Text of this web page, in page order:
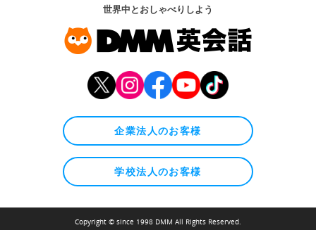
世界中とおしゃべりしよう
企業法人のお客様
学校法人のお客様
Copyright © since 1998 DMM All Rights Reserved.